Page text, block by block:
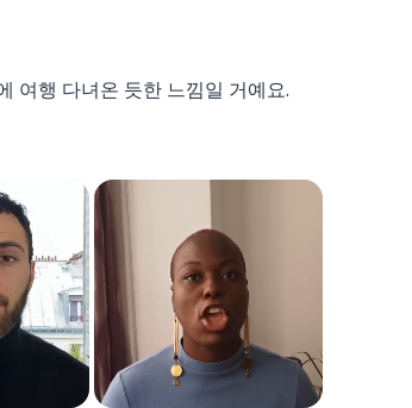
여행 다녀온 듯한 느낌일 거예요.